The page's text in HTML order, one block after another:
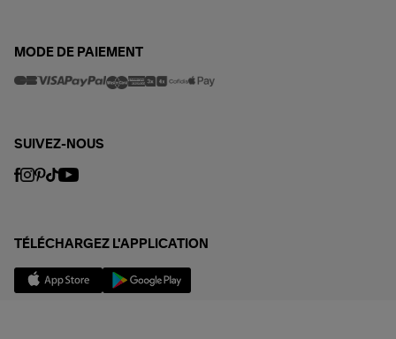
MODE DE PAIEMENT
SUIVEZ-NOUS
TÉLÉCHARGEZ L'APPLICATION